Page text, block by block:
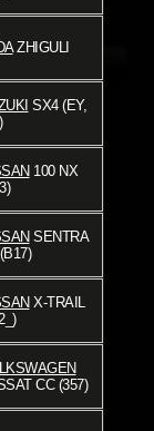
ZHIGULI
SX4 (EY,
100 NX
SENTRA
X-TRAIL
CC (357)